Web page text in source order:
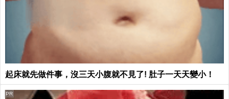
起床就先做件事，沒三天小腹就不見了! 肚子一天天變小！
PR